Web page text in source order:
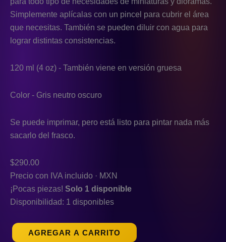
Simplemente aplícalas con un pincel para cubrir el área
que necesitas. También se pueden diluir con agua para
lograr distintas consistencias.
120 ml (4 oz) - También viene en versión gruesa
Color - Gris neutro oscuro
Se puede imprimar, pero está listo para pintar nada más
sacarlo del frasco.
$290.00
Precio con IVA incluido · MXN
¡Pocas piezas! Solo 1 disponible
Disponibilidad: 1 disponibles
AGREGAR A CARRITO